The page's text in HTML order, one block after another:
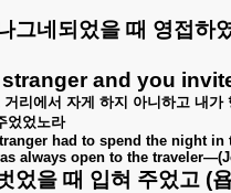
그네되었을 때 영접하
stranger and you
거리에서 자게 하지 아니하고 내가
었었노라
had to spend the night in
always open to the
었을 때 입혀 주었고 (